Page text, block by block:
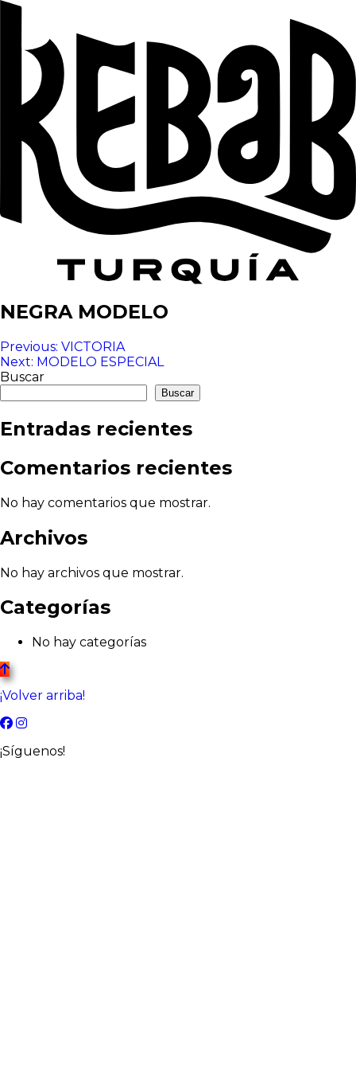
NEGRA MODELO
Navegación
de
entradas
Previous: VICTORIA
Next: MODELO ESPECIAL
Buscar
Buscar
Entradas recientes
Comentarios recientes
No hay comentarios que mostrar.
Archivos
No hay archivos que mostrar.
Categorías
No hay categorías
¡Volver arriba!
¡Síguenos!